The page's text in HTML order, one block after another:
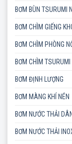
BƠM BÙN TSURUMI
BƠM CHÌM GIẾNG
BƠM CHÌM PHÒNG
BƠM CHÌM
BƠM ĐỊNH LƯỢNG
BƠM MÀNG KHÍ NÉN
BƠM NƯỚC THẢI
BƠM NƯỚC THẢI